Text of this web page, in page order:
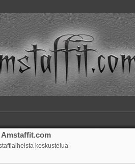
Amstaffit.com
keskustelua